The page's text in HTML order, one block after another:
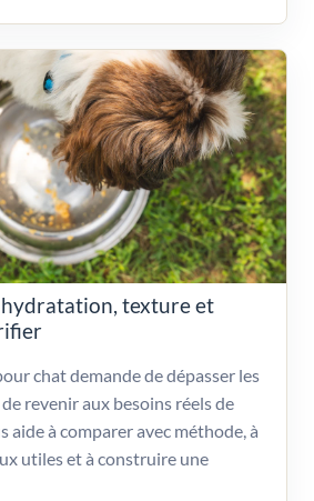
texture et
chat demande de dépasser les
revenir aux besoins réels de
aide à comparer avec méthode, à
utiles et à construire une